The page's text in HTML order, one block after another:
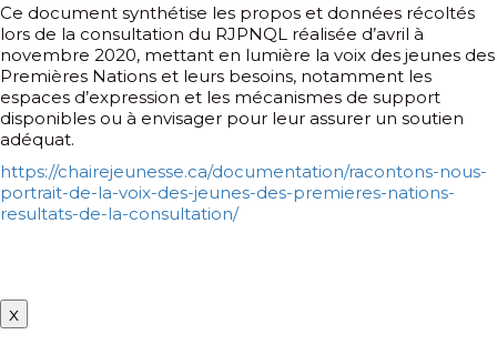
Ce document synthétise les propos et données récoltés
lors de la consultation du RJPNQL réalisée d’avril à
novembre 2020, mettant en lumière la voix des jeunes des
Premières Nations et leurs besoins, notamment les
espaces d’expression et les mécanismes de support
disponibles ou à envisager pour leur assurer un soutien
adéquat.
https://chairejeunesse.ca/documentation/racontons-nous-
portrait-de-la-voix-des-jeunes-des-premieres-nations-
resultats-de-la-consultation/
x